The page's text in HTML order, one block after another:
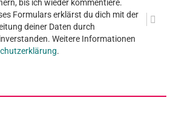
bis ich wieder kommentiere.
Formulars erklärst du dich mit der
deiner Daten durch
Weitere Informationen
.